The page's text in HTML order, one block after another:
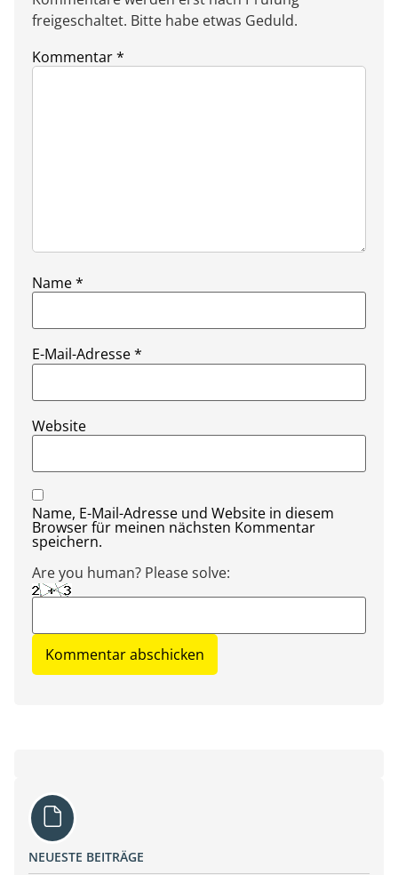
freigeschaltet. Bitte habe etwas Geduld.
Kommentar*
Name*
E-Mail-Adresse*
Website
Name, E-Mail-Adresse und Website in diesem
Browser für meinen nächsten Kommentar
speichern.
Are you human? Please solve:
NEUESTE BEITRÄGE